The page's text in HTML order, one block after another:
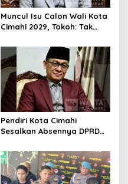
Muncul Isu Calon Wali Kota
Cimahi 2029, Tokoh: Tak
Legitimasi Parpol
Pendiri Kota Cimahi
Sesalkan Absennya DPRD
Rebranding RSUD Cibabat